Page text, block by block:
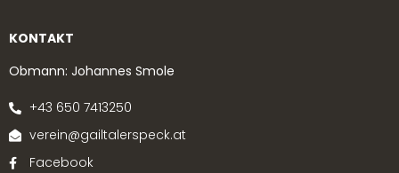
KONTAKT
Obmann: Johannes Smole
+43 650 7413250
verein@gailtalerspeck.at
Facebook